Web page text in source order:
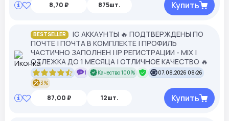
8,70 ₽ 875шт. Купить
BESTSELLER
IG АККАУНТЫ 🔥 ПОДТВЕРЖДЕНЫ ПО
ПОЧТЕ | ПОЧТА В КОМПЛЕКТЕ | ПРОФИЛЬ
ЧАСТИЧНО ЗАПОЛНЕН | IP РЕГИСТРАЦИИ - MIX |
ОТЛЕЖКА ДО 1 МЕСЯЦА | ОТЛИЧНОЕ КАЧЕСТВО 🔥
1 Качество 100%
07.08.2026 08:26
3%
87,00 ₽ 12шт. Купить